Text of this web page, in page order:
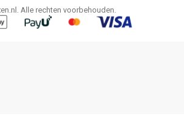
Alle rechten voorbehouden.